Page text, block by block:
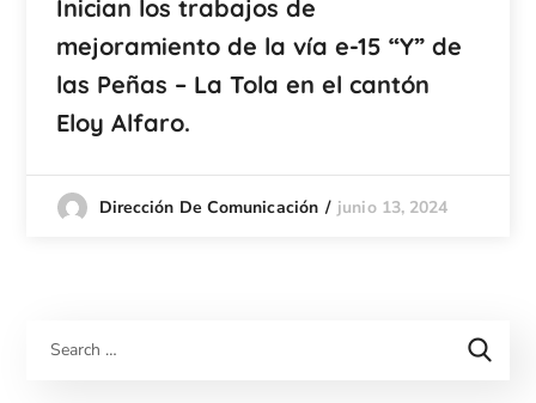
Inician los trabajos de
mejoramiento de la vía e-15 “Y” de
las Peñas – La Tola en el cantón
Eloy Alfaro.
Dirección De Comunicación junio 13, 2024